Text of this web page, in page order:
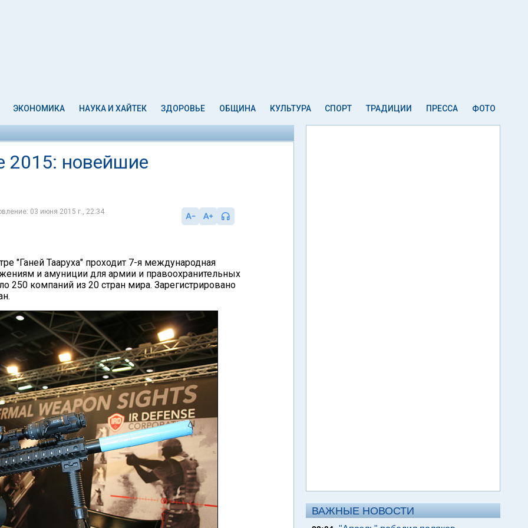
ЭКОНОМИКА НАУКА И ХАЙТЕК ЗДОРОВЬЕ ОБЩИНА КУЛЬТУРА СПОРТ ТРАДИЦИИ ПРЕССА ФОТО
2015: новейшие
03 июня 2015 г., 22:34
"Ганей Тааруха" проходит 7-я международная
и амуниции для армии и правоохранительных
250 компаний из 20 стран мира. Зарегистрировано
ВАЖНЫЕ НОВОСТИ